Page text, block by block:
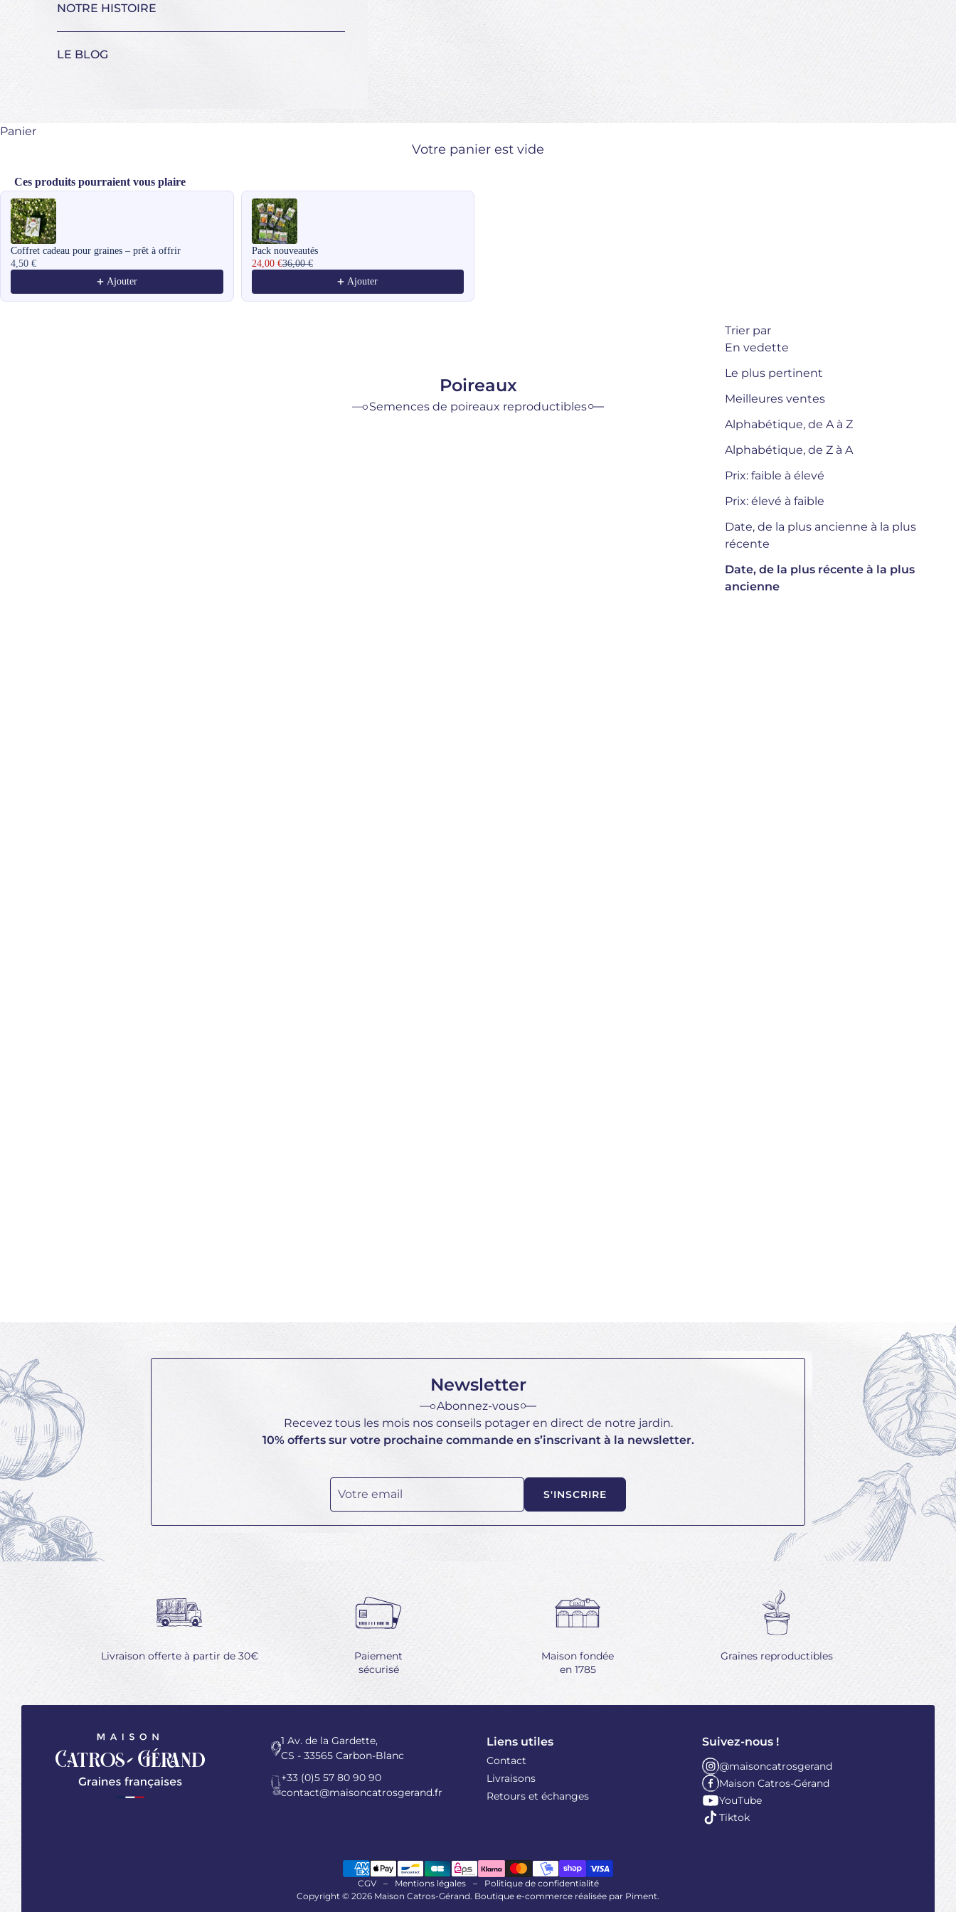
NOTRE HISTOIRE
LE BLOG
Panier
Votre panier est vide
Ces produits pourraient vous plaire
Use the Previous and Next buttons to navigate through product recommendations, or scroll horizontally to view more products.
Coffret cadeau pour graines – prêt à offrir
4,50 €
Ajouter
Pack nouveautés
24,00 €36,00 €
Ajouter
Poireaux
Semences de poireaux reproductibles
Trier par : Date, de la plus récente à la
Trier par
En vedette
Le plus pertinent
Meilleures ventes
Alphabétique, de A à Z
Alphabétique, de Z à A
Prix: faible à élevé
Prix: élevé à faible
Date, de la plus ancienne à la plus
récente
Date, de la plus récente à la plus
ancienne
Newsletter
Abonnez-vous
Recevez tous les mois nos conseils potager en direct de notre jardin.
10% offerts sur votre prochaine commande en s’inscrivant à la newsletter.
Votre email
S'INSCRIRE
Livraison offerte à partir de 30€
Paiement
sécurisé
Maison fondée
en 1785
Graines reproductibles
1 Av. de la Gardette,
CS - 33565 Carbon-Blanc
+33 (0)5 57 80 90 90
contact@maisoncatrosgerand.fr
Liens utiles
Contact
Livraisons
Retours et échanges
Suivez-nous !
@maisoncatrosgerand
Maison Catros-Gérand
YouTube
Tiktok
CGV – Mentions légales –
Politique de confidentialité
Copyright © 2026 Maison Catros-Gérand. Boutique e-commerce réalisée par Piment.